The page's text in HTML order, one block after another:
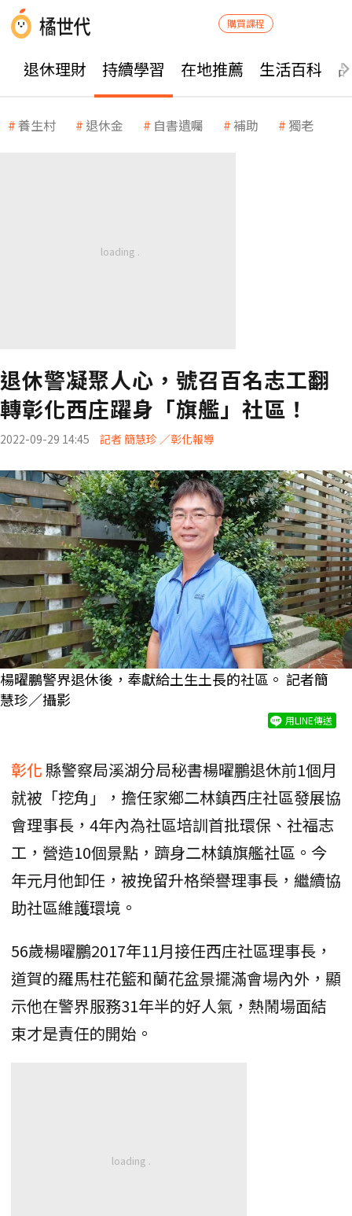
購買課程
退休理財 持續學習 在地推薦 生活百科
養生村 退休金 自書遺囑 補助 獨老
退休警凝聚人心，號召百名志工翻
轉彰化西庄躍身「旗艦」社區！
2022-09-29 14:45 記者 簡慧珍 ／彰化報導
楊曜鵬警界退休後，奉獻給土生土長的社區。 記者簡
慧珍／攝影
用LINE傳送
彰化縣警察局溪湖分局秘書楊曜鵬退休前1個月
就被「挖角」，擔任家鄉二林鎮西庄社區發展協
會理事長，4年內為社區培訓首批環保、社福志
工，營造10個景點，躋身二林鎮旗艦社區。今
年元月他卸任，被挽留升格榮譽理事長，繼續協
助社區維護環境。
56歲楊曜鵬2017年11月接任西庄社區理事長，
道賀的羅馬柱花籃和蘭花盆景擺滿會場內外，顯
示他在警界服務31年半的好人氣，熱鬧場面結
束才是責任的開始。